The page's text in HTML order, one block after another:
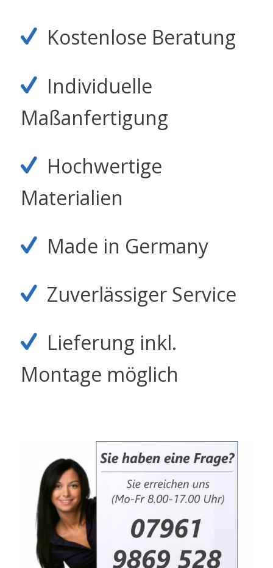
Kostenlose Beratung
Individuelle
Maßanfertigung
Hochwertige
Materialien
Made in Germany
Zuverlässiger Service
Lieferung inkl.
Montage möglich